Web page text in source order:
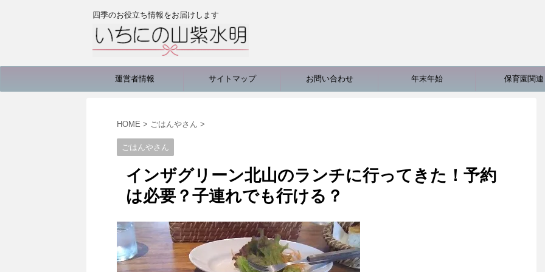
四季のお役立ち情報をお届けします
運営者情報 サイトマップ お問い合わせ 年末年始 保育園関連
HOME > ごはんやさん >
ごはんやさん
インザグリーン北山のランチに行ってきた！予約
は必要？子連れでも行ける？